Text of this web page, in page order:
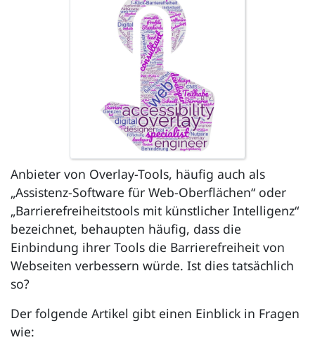
Anbieter von Overlay-Tools, häufig auch als
„Assistenz-Software für Web-Oberflächen“ oder
„Barrierefreiheitstools mit künstlicher Intelligenz“
bezeichnet, behaupten häufig, dass die
Einbindung ihrer Tools die Barrierefreiheit von
Webseiten verbessern würde. Ist dies tatsächlich
so?
Der folgende Artikel gibt einen Einblick in Fragen
wie: